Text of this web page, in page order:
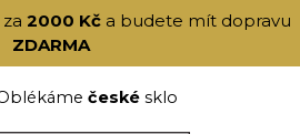
za2000 Kč a budete mít dopravu
ZDARMA
českésklo